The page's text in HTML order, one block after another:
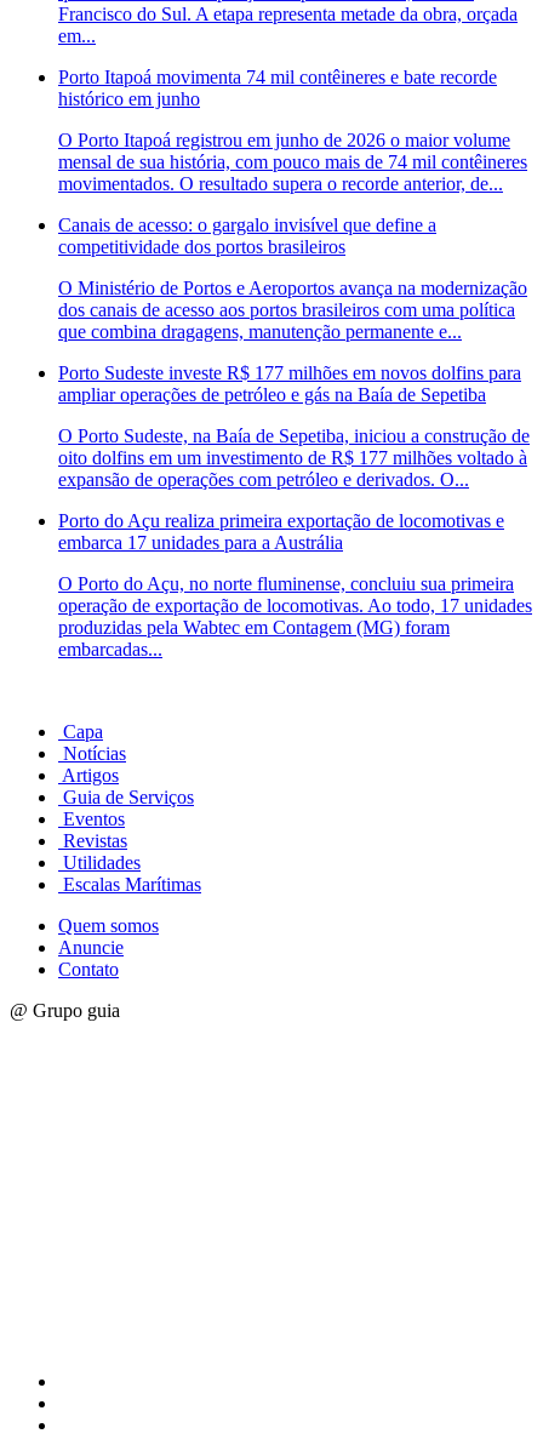
Francisco do Sul. A etapa representa metade da obra, orçada
em...
Porto Itapoá movimenta 74 mil contêineres e bate recorde
histórico em junho
O Porto Itapoá registrou em junho de 2026 o maior volume
mensal de sua história, com pouco mais de 74 mil contêineres
movimentados. O resultado supera o recorde anterior, de...
Canais de acesso: o gargalo invisível que define a
competitividade dos portos brasileiros
O Ministério de Portos e Aeroportos avança na modernização
dos canais de acesso aos portos brasileiros com uma política
que combina dragagens, manutenção permanente e...
Porto Sudeste investe R$ 177 milhões em novos dolfins para
ampliar operações de petróleo e gás na Baía de Sepetiba
O Porto Sudeste, na Baía de Sepetiba, iniciou a construção de
oito dolfins em um investimento de R$ 177 milhões voltado à
expansão de operações com petróleo e derivados. O...
Porto do Açu realiza primeira exportação de locomotivas e
embarca 17 unidades para a Austrália
O Porto do Açu, no norte fluminense, concluiu sua primeira
operação de exportação de locomotivas. Ao todo, 17 unidades
produzidas pela Wabtec em Contagem (MG) foram
embarcadas...
Capa
Notícias
Artigos
Guia de Serviços
Eventos
Revistas
Utilidades
Escalas Marítimas
Quem somos
Anuncie
Contato
@ Grupo guia